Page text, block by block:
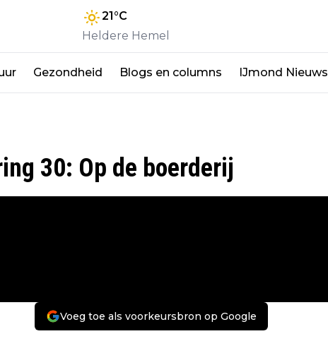
21°C
Heldere Hemel
Gezondheid Blogs en columns IJmond Nieuws
30: Op de boerderij
Voeg toe als voorkeursbron op Google